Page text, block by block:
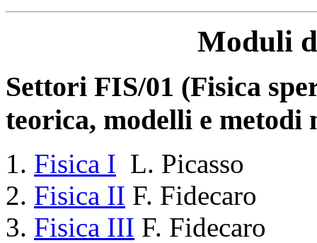
Moduli
Settori FIS/01 (Fisica
teorica, modelli e metodi
Fisica I L. Picasso
Fisica II F. Fidecaro
Fisica III F. Fidecaro